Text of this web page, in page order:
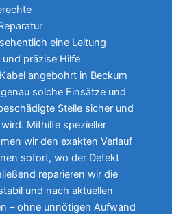
eine Leitung
präzise Hilfe
angebohrt in Beckum
solche Einsätze und
Stelle sicher und
Mithilfe spezieller
wir den exakten Verlauf
sofort, wo der Defekt
reparieren wir die
und nach aktuellen
– ohne unnötigen Aufwand